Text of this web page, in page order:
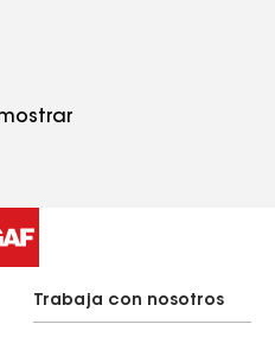
Trabaja con nosotros